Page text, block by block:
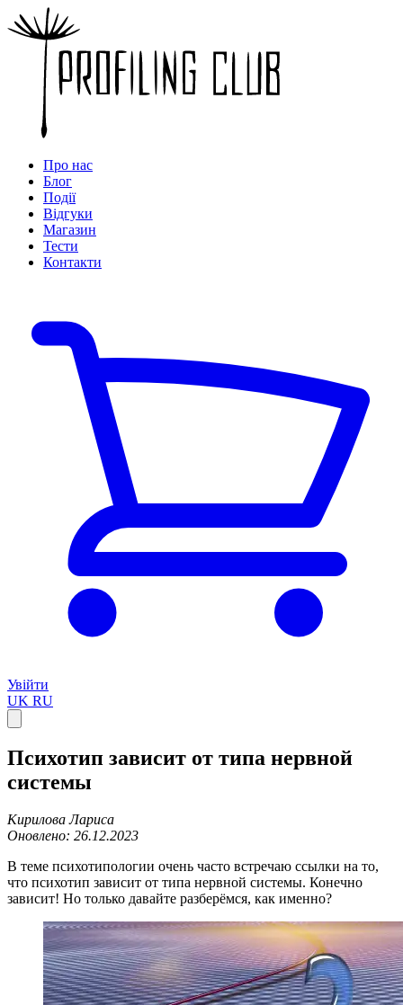
Про нас
Блог
Події
Відгуки
Магазин
Тести
Контакти
Увійти
UK RU
Психотип зависит от типа нервной
системы
Кирилова Лариса
Оновлено: 26.12.2023
В теме психотипологии очень часто встречаю ссылки на то,
что психотип зависит от типа нервной системы. Конечно
зависит! Но только давайте разберёмся, как именно?